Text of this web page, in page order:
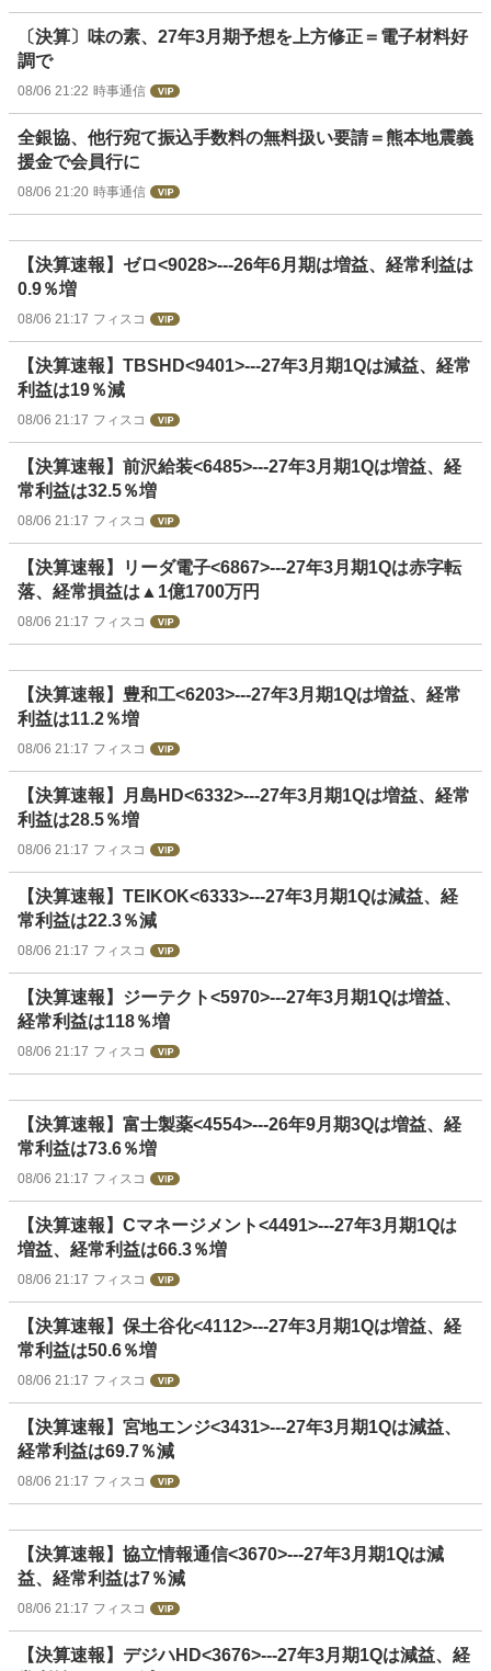
〔決算〕味の素、27年3月期予想を上方修正＝電子材料好
調で
08/06 21:22 時事通信
全銀協、他行宛て振込手数料の無料扱い要請＝熊本地震義
援金で会員行に
08/06 21:20 時事通信
【決算速報】ゼロ<9028>---26年6月期は増益、経常利益は
0.9％増
08/06 21:17 フィスコ
【決算速報】TBSHD<9401>---27年3月期1Qは減益、経常
利益は19％減
08/06 21:17 フィスコ
【決算速報】前沢給装<6485>---27年3月期1Qは増益、経
常利益は32.5％増
08/06 21:17 フィスコ
【決算速報】リーダ電子<6867>---27年3月期1Qは赤字転
落、経常損益は▲1億1700万円
08/06 21:17 フィスコ
【決算速報】豊和工<6203>---27年3月期1Qは増益、経常
利益は11.2％増
08/06 21:17 フィスコ
【決算速報】月島HD<6332>---27年3月期1Qは増益、経常
利益は28.5％増
08/06 21:17 フィスコ
【決算速報】TEIKOK<6333>---27年3月期1Qは減益、経
常利益は22.3％減
08/06 21:17 フィスコ
【決算速報】ジーテクト<5970>---27年3月期1Qは増益、
経常利益は118％増
08/06 21:17 フィスコ
【決算速報】富士製薬<4554>---26年9月期3Qは増益、経
常利益は73.6％増
08/06 21:17 フィスコ
【決算速報】Cマネージメント<4491>---27年3月期1Qは
増益、経常利益は66.3％増
08/06 21:17 フィスコ
【決算速報】保土谷化<4112>---27年3月期1Qは増益、経
常利益は50.6％増
08/06 21:17 フィスコ
【決算速報】宮地エンジ<3431>---27年3月期1Qは減益、
経常利益は69.7％減
08/06 21:17 フィスコ
【決算速報】協立情報通信<3670>---27年3月期1Qは減
益、経常利益は7％減
08/06 21:17 フィスコ
【決算速報】デジハHD<3676>---27年3月期1Qは減益、経